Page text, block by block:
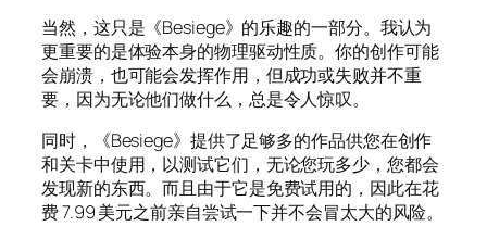
当然，这只是《Besiege》的乐趣的一部分。我认为
更重要的是体验本身的物理驱动性质。你的创作可能
会崩溃，也可能会发挥作用，但成功或失败并不重
要，因为无论他们做什么，总是令人惊叹。
同时，《Besiege》提供了足够多的作品供您在创作
和关卡中使用，以测试它们，无论您玩多少，您都会
发现新的东西。而且由于它是免费试用的，因此在花
费 7.99 美元之前亲自尝试一下并不会冒太大的风险。